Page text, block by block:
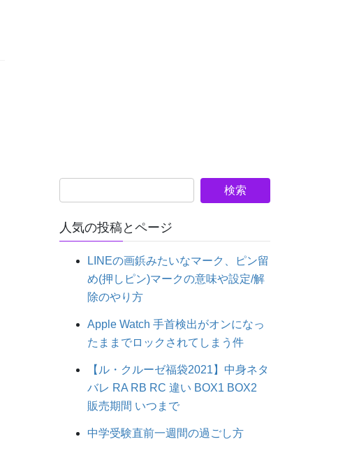
人気の投稿とページ
LINEの画鋲みたいなマーク、ピン留
め(押しピン)マークの意味や設定/解
除のやり方
Apple Watch 手首検出がオンになっ
たままでロックされてしまう件
【ル・クルーゼ福袋2021】中身ネタ
バレ RA RB RC 違い BOX1 BOX2
販売期間 いつまで
中学受験直前一週間の過ごし方